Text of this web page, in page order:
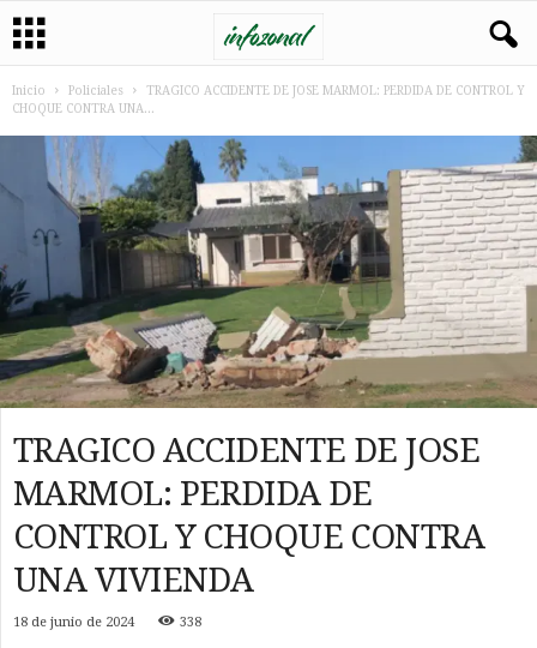
Inicio Policiales
TRAGICO ACCIDENTE DE JOSE MARMOL: PERDIDA DE CONTROL Y
CHOQUE CONTRA UNA...
TRAGICO ACCIDENTE DE JOSE
MARMOL: PERDIDA DE
CONTROL Y CHOQUE CONTRA
UNA VIVIENDA
18 de junio de 2024 338